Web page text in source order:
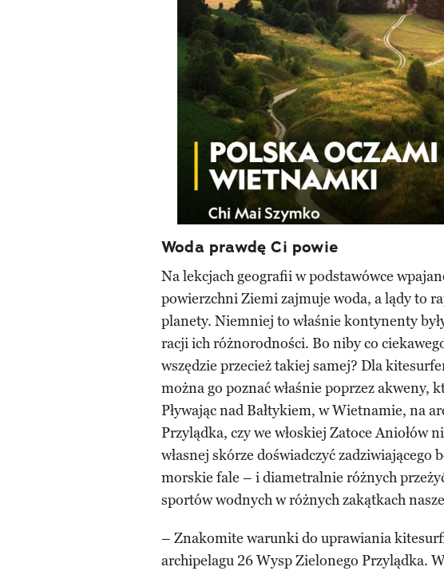
Woda prawdę Ci powie
Na lekcjach geografii w podstawówce
powierzchni Ziemi zajmuje woda, a lądy to
planety. Niemniej to właśnie kontynenty
racji ich różnorodności. Bo niby co
wszędzie przecież takiej samej? Dla
można go poznać właśnie poprzez akweny,
Pływając nad Bałtykiem, w Wietnamie, na
Przylądka, czy we włoskiej Zatoce Aniołów
własnej skórze doświadczyć zadziwiającego
morskie fale – i diametralnie różnych
sportów wodnych w różnych zakątkach
– Znakomite warunki do uprawiania
archipelagu 26 Wysp Zielonego Przylądka.